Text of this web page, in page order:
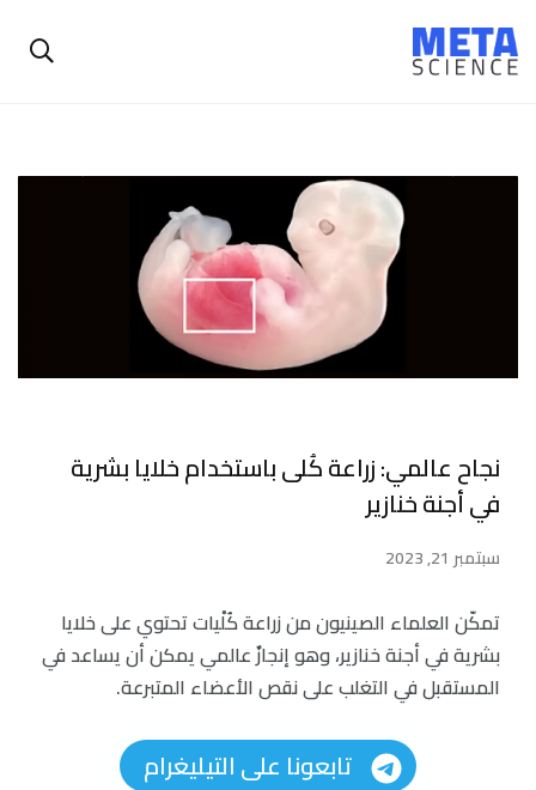
نجاح عالمي: زراعة كُلى باستخدام خلايا بشرية
في أجنة خنازير
سبتمبر 21, 2023
تمكّن العلماء الصينيون من زراعة كُلْيات تحتوي على خلايا
بشرية في أجنة خنازير، وهو إنجازٌ عالمي يمكن أن يساعد في
المستقبل في التغلب على نقص الأعضاء المتبرعة.
تابعونا على التيليغرام